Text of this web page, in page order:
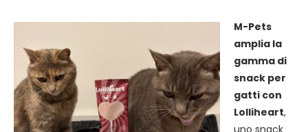
M-Pets
amplia la
gamma di
snack per
gatti con
Lolliheart,
uno snack